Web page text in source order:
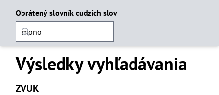
Obrátený slovník cudzích slov
Výsledky vyhľadávania
ZVUK